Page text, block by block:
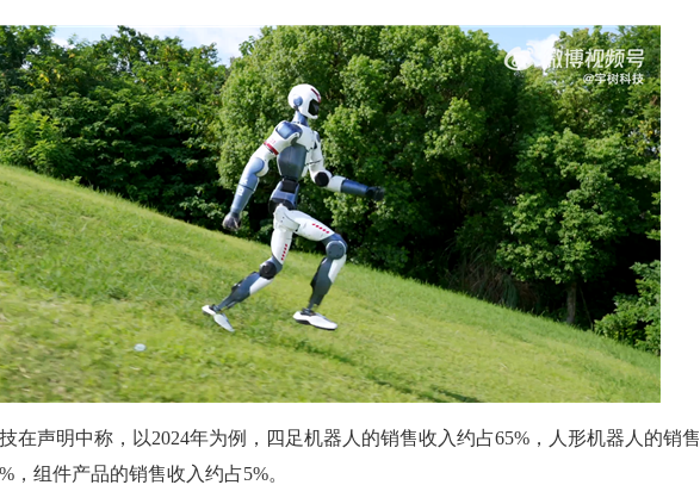
声明中称，以2024年为例，四足机器人的销售收入约占65%，人形机器人的销售
，组件产品的销售收入约占5%。